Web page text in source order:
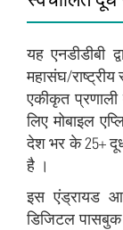
यह एनडीडीबी
महासंघ/
एकीकृत
लिए मोबाइल
देश भर के 25+ दूध
है ।
इस एंड्रायड
डिजिटल